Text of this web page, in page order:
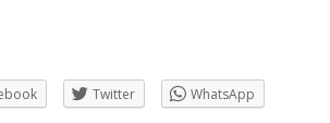
Twitter WhatsApp